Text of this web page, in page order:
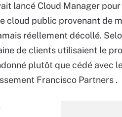
lancé Cloud Manager
cloud public provenant de
réellement décollé.
de clients utilisaient le
plutôt que cédé avec
Francisco Partners .